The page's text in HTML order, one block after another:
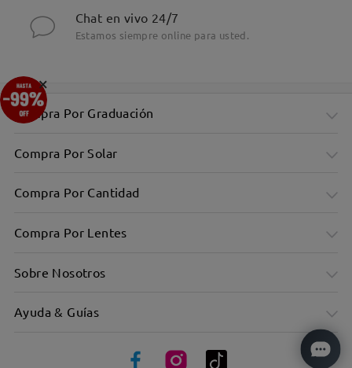
Chat en vivo 24/7
Estamos siempre online para usted.
Compra Por Graduación
Compra Por Solar
Compra Por Cantidad
Compra Por Lentes
Sobre Nosotros
Ayuda & Guías
×